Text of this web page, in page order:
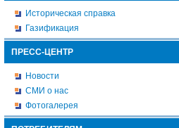
Историческая справка
Газификация
ПРЕСС-ЦЕНТР
Новости
СМИ о нас
Фотогалерея